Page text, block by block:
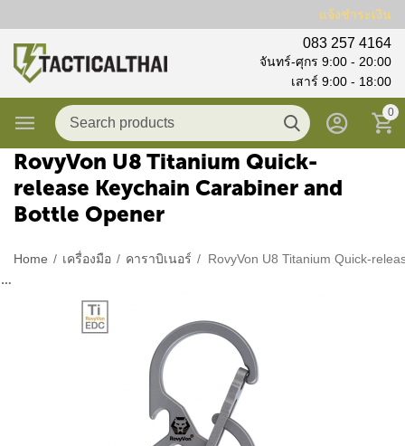
แจ้งชำระเงิน
083 257 4164
จันทร์-ศุกร 9:00 - 20:00
เสาร์ 9:00 - 18:00
0
RovyVon U8 Titanium Quick-
release Keychain Carabiner and
Bottle Opener
Home / เครื่องมือ / คาราบิเนอร์ /